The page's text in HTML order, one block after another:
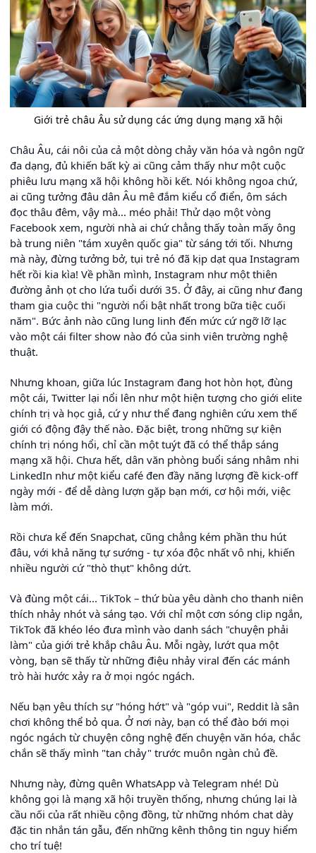
Giới trẻ châu Âu sử dụng các ứng dụng mạng xã hội
Châu Âu, cái nôi của cả một dòng chảy văn hóa và ngôn ngữ
đa dạng, đủ khiến bất kỳ ai cũng cảm thấy như một cuộc
phiêu lưu mạng xã hội không hồi kết. Nói không ngoa chứ,
ai cũng tưởng đâu dân Âu mê đắm kiểu cổ điển, ôm sách
đọc thâu đêm, vậy mà... méo phải! Thử dạo một vòng
Facebook xem, người nhà ai chứ chẳng thấy toàn mấy ông
bà trung niên "tám xuyên quốc gia" từ sáng tới tối. Nhưng
mà này, đừng tưởng bở, tụi trẻ nó đã kịp dạt qua Instagram
hết rồi kia kìa! Về phần mình, Instagram như một thiên
đường ảnh ọt cho lứa tuổi dưới 35. Ở đây, ai cũng như đang
tham gia cuộc thi "người nổi bật nhất trong bữa tiệc cuối
năm". Bức ảnh nào cũng lung linh đến mức cứ ngỡ lỡ lạc
vào một cái filter show nào đó của sinh viên trường nghệ
thuật.
Nhưng khoan, giữa lúc Instagram đang hot hòn họt, đùng
một cái, Twitter lại nổi lên như một hiện tượng cho giới elite
chính trị và học giả, cứ y như thể đang nghiên cứu xem thế
giới có động đậy thế nào. Đặc biệt, trong những sự kiện
chính trị nóng hổi, chỉ cần một tuýt đã có thể thắp sáng
mạng xã hội. Chưa hết, dân văn phòng buổi sáng nhâm nhi
LinkedIn như một kiểu café đen đầy năng lượng đề kick-off
ngày mới - để dễ dàng lượn gặp bạn mới, cơ hội mới, việc
làm mới.
Rồi chưa kể đến Snapchat, cũng chẳng kém phần thu hút
đâu, với khả năng tự sướng - tự xóa độc nhất vô nhị, khiến
nhiều người cứ "thò thụt" không dứt.
Và đùng một cái... TikTok – thứ bùa yêu dành cho thanh niên
thích nhảy nhót và sáng tạo. Với chỉ một cơn sóng clip ngắn,
TikTok đã khéo léo đưa mình vào danh sách "chuyện phải
làm" của giới trẻ khắp châu Âu. Mỗi ngày, lướt qua một
vòng, bạn sẽ thấy từ những điệu nhảy viral đến các mánh
trò hài hước xảy ra ở mọi ngóc ngách.
Nếu bạn yêu thích sự "hóng hớt" và "góp vui", Reddit là sân
chơi không thể bỏ qua. Ở nơi này, bạn có thể đào bới mọi
ngóc ngách từ chuyện công nghệ đến chuyện văn hóa, chắc
chắn sẽ thấy mình "tan chảy" trước muôn ngàn chủ đề.
Nhưng này, đừng quên WhatsApp và Telegram nhé! Dù
không gọi là mạng xã hội truyền thống, nhưng chúng lại là
cầu nối của rất nhiều cộng đồng, từ những nhóm chat dày
đặc tin nhắn tán gẫu, đến những kênh thông tin nguy hiểm
cho trí tuệ!